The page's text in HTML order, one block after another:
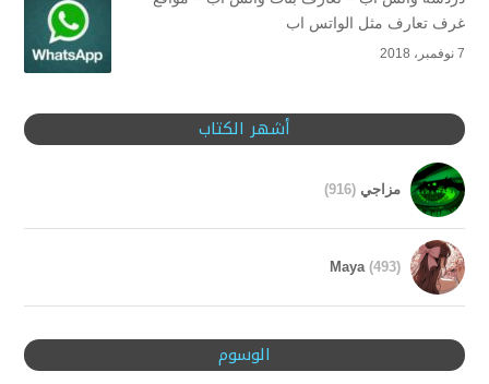
غرف تعارف مثل الواتس اب
7 نوفمبر، 2018
أشهر الكتاب
مزاجي (916)
Maya (493)
الوسوم